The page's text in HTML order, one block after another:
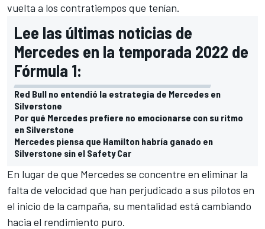
vuelta a los contratiempos que tenían.
Lee las últimas noticias de
Mercedes en la temporada 2022 de
Fórmula 1:
Red Bull no entendió la estrategia de Mercedes en
Silverstone
Por qué Mercedes prefiere no emocionarse con su ritmo
en Silverstone
Mercedes piensa que Hamilton habría ganado en
Silverstone sin el Safety Car
En lugar de que Mercedes se concentre en eliminar la
falta de velocidad que han perjudicado a sus pilotos en
el inicio de la campaña, su mentalidad está cambiando
hacia el rendimiento puro.